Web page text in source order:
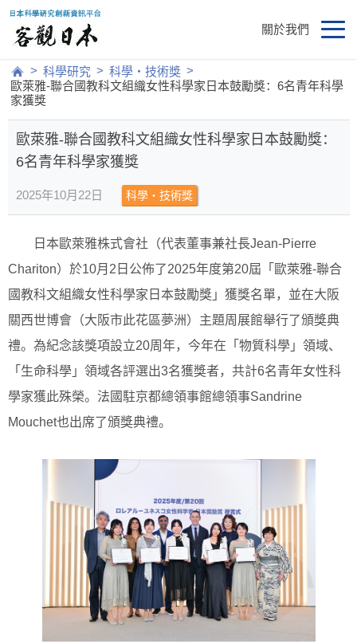
關於我們
> 科學研究 > 科學・技術獎 >
歐萊雅-聯合國教科文組織女性科學家日本鼓勵獎：6名青年科學
家獲獎
歐萊雅-聯合國教科文組織女性科學家日本鼓勵獎：
6名青年科學家獲獎
2025年10月22日 科學・技術獎
日本歐萊雅株式會社（代表董事兼社長Jean-Pierre
Chariton）於10月2日公佈了2025年度第20屆「歐萊雅-聯合
國教科文組織女性科學家日本鼓勵獎」獲獎名單，並在大阪
關西世博會（大阪市此花區夢洲）主題周展館舉行了頒獎典
禮。為紀念該獎項設立20周年，今年在「物質科學」領域、
「生命科學」領域各評選出3名獲獎者，共計6名青年女性科
學家獲此殊榮。法國駐京都總領事館總領事Sandrine
Mouchet也出席了頒獎典禮。